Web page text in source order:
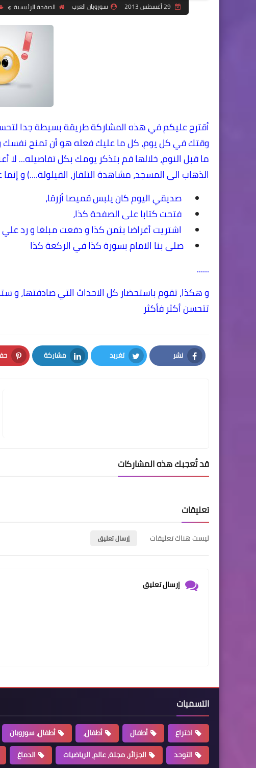
سوروبان العرب الصفحة الرئيسية
أقترح عليكم في هذه المشاركة طريقة بسيطة جدا
وقتك في كل يوم، كل ما عليك فعله هو أن تمنح نفسك
ما قبل النوم، خلالها قم بتذكر يومك بكل تفاصيله... لا
الذهاب الى المسجد، مشاهدة التلفاز، القيلولة....) و
صديقي اليوم كان يلبس قميصا أزرقا،
فتحت كتابا على الصفحة كذا،
اشتريت أغراضا بثمن كذا و دفعت مبلغا و رد علي
صلى بنا الامام بسورة كذا في الركعة كذا
......
و هكذا، تقوم باستحضار كل الاحداث التي صادفتها،
تتحسن أكثر فأكثر
نشر
Facebook
تغريد
Twitter
مشاركة
LinkedIn
قد تُعجبك هذه المشاركات
تعليقات
ليست هناك تعليقات إرسال تعليق
إرسال تعليق
التسميات
اختراع أطفال أطفال، أطفال، سوروبان
التوحد
الجزائر، مجلة، عالم، الرياضيات الدماغ